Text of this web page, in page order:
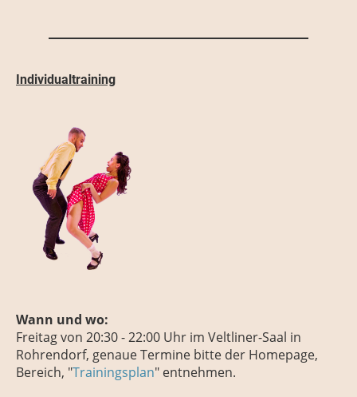
Individualtraining
Wann und wo:
Freitagvon 20:30 - 22:00 Uhr im Veltliner-Saal in
Rohrendorf, genaue Termine bitte der Homepage,
Bereich, "Trainingsplan" entnehmen.